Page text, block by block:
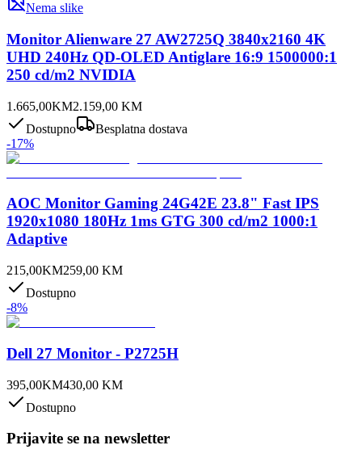
Nema slike
Monitor Alienware 27 AW2725Q 3840x2160 4K
UHD 240Hz QD-OLED Antiglare 16:9 1500000:1
250 cd/m2 NVIDIA
1.665,00KM2.159,00 KM
Dostupno
Besplatna dostava
-17%
AOC Monitor Gaming 24G42E 23.8" Fast IPS
1920x1080 180Hz 1ms GTG 300 cd/m2 1000:1
Adaptive
215,00KM259,00 KM
Dostupno
-8%
Dell 27 Monitor - P2725H
395,00KM430,00 KM
Dostupno
Prijavite se na newsletter